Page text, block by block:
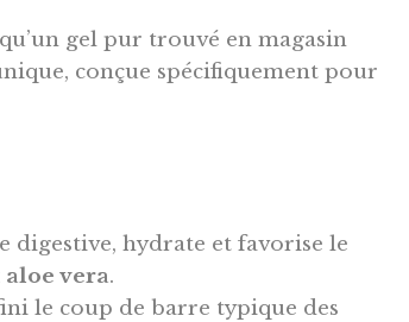
gel pur trouvé en magasin
conçue spécifiquement pour
digestive, hydrate et favorise le
aloe vera.
le coup de barre typique des